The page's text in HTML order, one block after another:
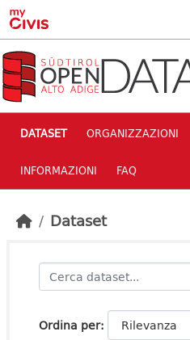
Skip to main content
DATASET ORGANIZZAZIONI
INFORMAZIONI FAQ
Dataset
Ordina per